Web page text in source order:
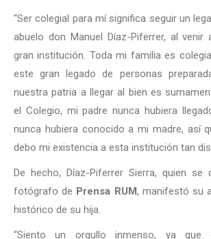
“Ser colegial para mí significa seguir un
abuelo don Manuel Díaz-Piferrer, al
gran institución. Toda mi familia es
este gran legado de personas
nuestra patria a llegar al bien es
el Colegio, mi padre nunca hubiera
nunca hubiera conocido a mi madre, así
debo mi existencia a esta institución tan
De hecho, Díaz-Piferrer Sierra, quien se
fotógrafo de Prensa RUM, manifestó su
histórico de su hija.
“Siento un orgullo inmenso, ya que